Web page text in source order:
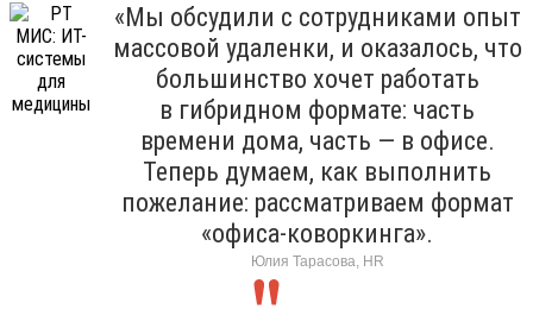
«Мы обсудили с сотрудниками опыт
массовой удаленки, и оказалось, что
большинство хочет работать
в гибридном формате: часть
времени дома, часть — в офисе.
Теперь думаем, как выполнить
пожелание: рассматриваем формат
«офиса-коворкинга».
Юлия Тарасова, HR